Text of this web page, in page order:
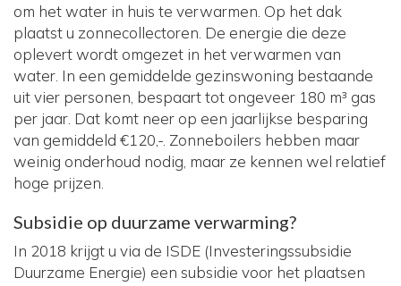
om het water in huis te verwarmen. Op het dak
plaatst u zonnecollectoren. De energie die deze
oplevert wordt omgezet in het verwarmen van
water. In een gemiddelde gezinswoning bestaande
uit vier personen, bespaart tot ongeveer 180 m³ gas
per jaar. Dat komt neer op een jaarlijkse besparing
van gemiddeld €120,-. Zonneboilers hebben maar
weinig onderhoud nodig, maar ze kennen wel relatief
hoge prijzen.
Subsidie op duurzame verwarming?
In 2018 krijgt u via de ISDE (Investeringssubsidie
Duurzame Energie) een subsidie voor het plaatsen